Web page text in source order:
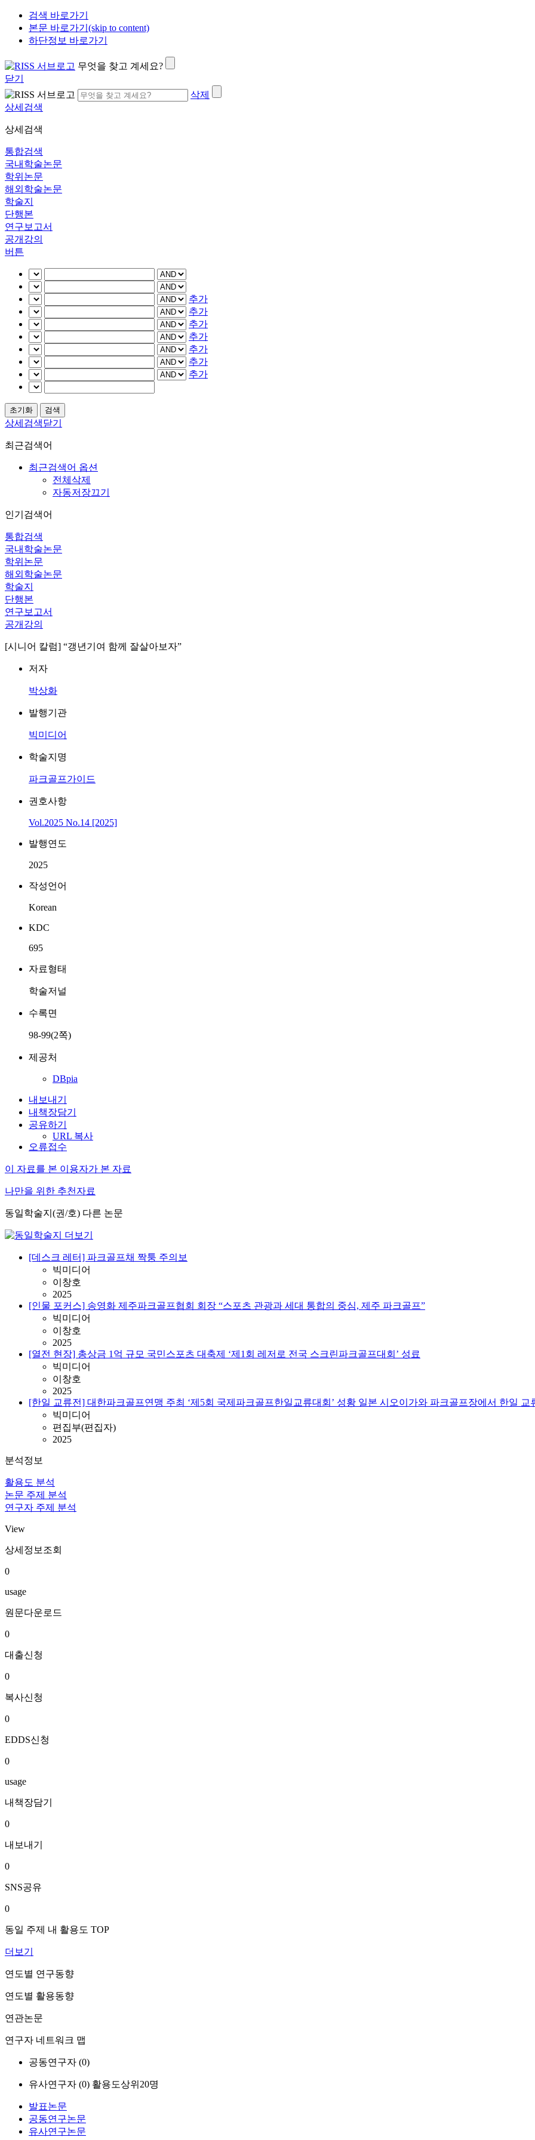
검색 바로가기
본문 바로가기(skip to content)
하단정보 바로가기
무엇을 찾고 계세요?
닫기
삭제
상세검색
상세검색
통합검색
국내학술논문
학위논문
해외학술논문
학술지
단행본
연구보고서
공개강의
버튼
추가
추가
추가
추가
추가
추가
추가
상세검색닫기
최근검색어
최근검색어 옵션
전체삭제
자동저장끄기
인기검색어
통합검색
국내학술논문
학위논문
해외학술논문
학술지
단행본
연구보고서
공개강의
[시니어 칼럼] “갱년기여 함께 잘살아보자”
저자
박상화
발행기관
빅미디어
학술지명
파크골프가이드
권호사항
Vol.2025 No.14 [2025]
발행연도
2025
작성언어
Korean
KDC
695
자료형태
학술저널
수록면
98-99(2쪽)
제공처
DBpia
내보내기
내책장담기
공유하기
URL 복사
오류접수
이 자료를 본 이용자가 본 자료
나만을 위한 추천자료
동일학술지(권/호) 다른 논문
[데스크 레터] 파크골프채 짝퉁 주의보
빅미디어
이창호
2025
[인물 포커스] 송영화 제주파크골프협회 회장 “스포츠 관광과 세대 통합의 중심, 제주 파크골프”
빅미디어
이창호
2025
[열전 현장] 총상금 1억 규모 국민스포츠 대축제 ‘제1회 레저로 전국 스크린파크골프대회’ 성료
빅미디어
이창호
2025
[한일 교류전] 대한파크골프연맹 주최 ‘제5회 국제파크골프한일교류대회’ 성황 일본 시오이가와 파크골프장에서 한일 교
빅미디어
편집부(편집자)
2025
분석정보
활용도 분석
논문 주제 분석
연구자 주제 분석
View
상세정보조회
0
usage
원문다운로드
0
대출신청
0
복사신청
0
EDDS신청
0
usage
내책장담기
0
내보내기
0
SNS공유
0
동일 주제 내 활용도 TOP
더보기
연도별 연구동향
연도별 활용동향
연관논문
연구자 네트워크 맵
공동연구자 (0)
유사연구자 (0) 활용도상위20명
발표논문
공동연구논문
유사연구논문